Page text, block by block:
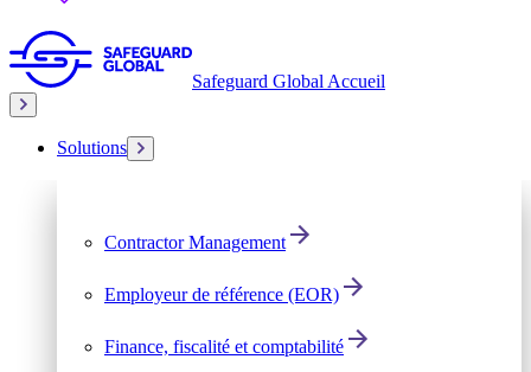
Safeguard Global Accueil
Solutions
Contractor Management
Employeur de référence (EOR)
Finance, fiscalité et comptabilité